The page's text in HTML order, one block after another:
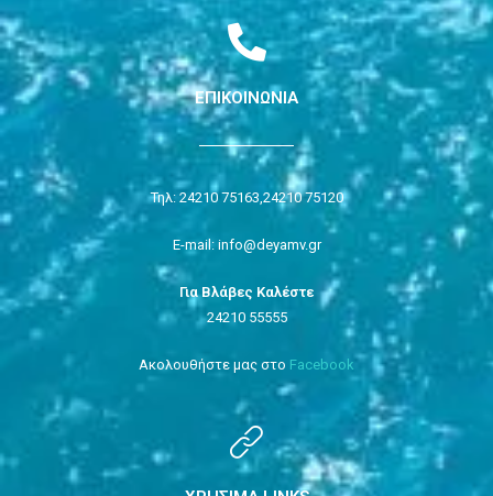
ΕΠΙΚΟΙΝΩΝΙΑ
Τηλ: 24210 75163, 24210 75120
E-mail: info@deyamv.gr
Για Βλάβες Καλέστε
24210 55555
Ακολουθήστε μας στο Facebook